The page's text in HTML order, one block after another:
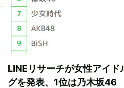
LINEリサーチが女性アイ
グを発表、1位は乃木坂46